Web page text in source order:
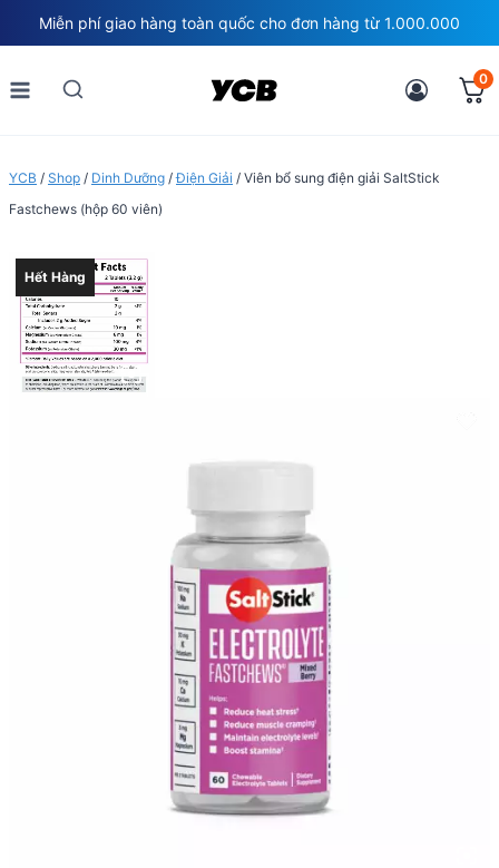
to
content
Miễn phí giao hàng toàn quốc cho đơn hàng từ 1.000.000
0
YCB / Shop / Dinh Dưỡng /Điện Giải / Viên bổ sung điện giải SaltStick
Fastchews (hộp 60 viên)
Hết Hàng